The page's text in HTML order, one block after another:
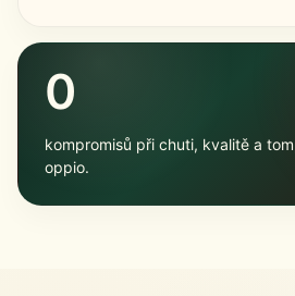
0
kompromisů při chuti, kvalitě a
oppio.